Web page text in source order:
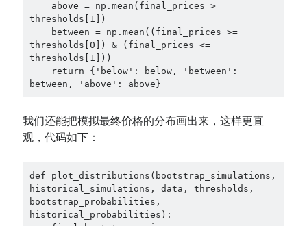
thresholds[1])
thresholds[0]) & (final_prices <=
thresholds[1]))
between, 'above': above}
我们还能把模拟最终价格的分布画出来，这样更直
观，代码如下：
def plot_distributions(bootstrap_simulations,
historical_simulations, data, thresholds,
bootstrap_probabilities,
historical_probabilities):